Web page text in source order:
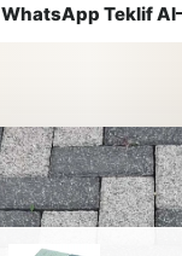
WhatsApp Teklif Al